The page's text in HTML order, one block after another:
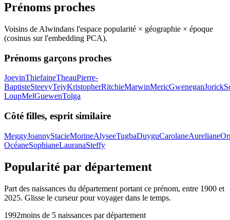
Prénoms proches
Voisins de Alwindans l'espace popularité × géographie × époque
(cosinus sur l'embedding PCA).
Prénoms garçons proches
JoevinThiefaineTheauPierre-
BaptisteSteevyTejyKristopherRitchieMarwinMericGweneganJorick
LoupMelGuewenTolga
Côté filles, esprit similaire
MeggyJoannyStacieMorineAlyseeTugbaDuyguCarolaneAureliane
OcéaneSophianeLauranaSteffy
Popularité par département
Part des naissances du département portant ce prénom, entre 1900 et
2025. Glisse le curseur pour voyager dans le temps.
1992moins de 5 naissances par département